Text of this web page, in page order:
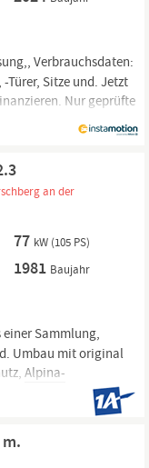
Verbrauchsdaten:
Türer, Sitze und. Jetzt
Nur geprüfte
und Lieferung vor die
an der
77 kW (105 PS)
1981 Baujahr
einer Sammlung,
Umbau mit original
Alpina-
Alpina,